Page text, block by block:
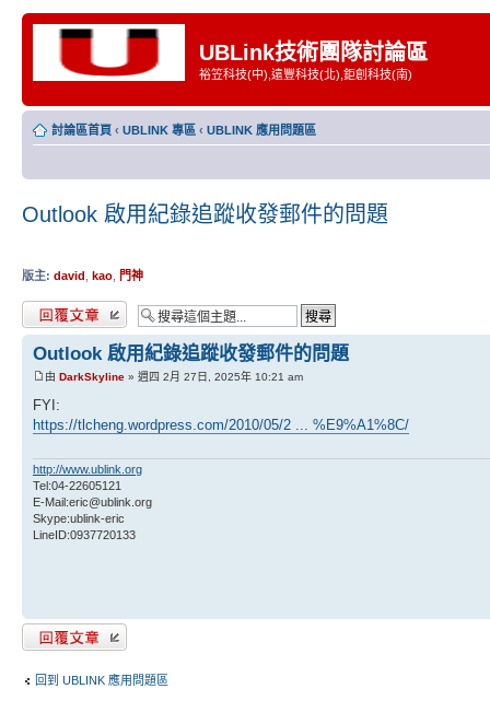
UBLink技術團隊討論區
裕笠科技(中),遠豐科技(北),鉅創科技(南)
討論區首頁 ‹ UBLINK 專區 ‹ UBLINK 應用問題區
Outlook 啟用紀錄追蹤收發郵件的問題
版主: david kao 門神
發表回覆
Outlook 啟用紀錄追蹤收發郵件的問題
由 DarkSkyline » 週四 2月 27日, 2025年 10:21 am
FYI:
https://tlcheng.wordpress.com/2010/05/2 ... %E9%A1%8C/
http://www.ublink.org
Tel:04-22605121
E-Mail:eric@ublink.org
Skype:ublink-eric
LineID:0937720133
發表回覆
回到 UBLINK 應用問題區